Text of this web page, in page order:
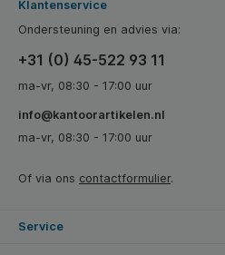
Klantenservice
Ondersteuning en advies via:
+31 (0) 45-522 93 11
ma-vr, 08:30 - 17:00 uur
info@kantoorartikelen.nl
ma-vr, 08:30 - 17:00 uur
Of via ons contactformulier.
Service